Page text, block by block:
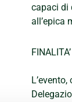
capaci di
all’epica
FINALITA’